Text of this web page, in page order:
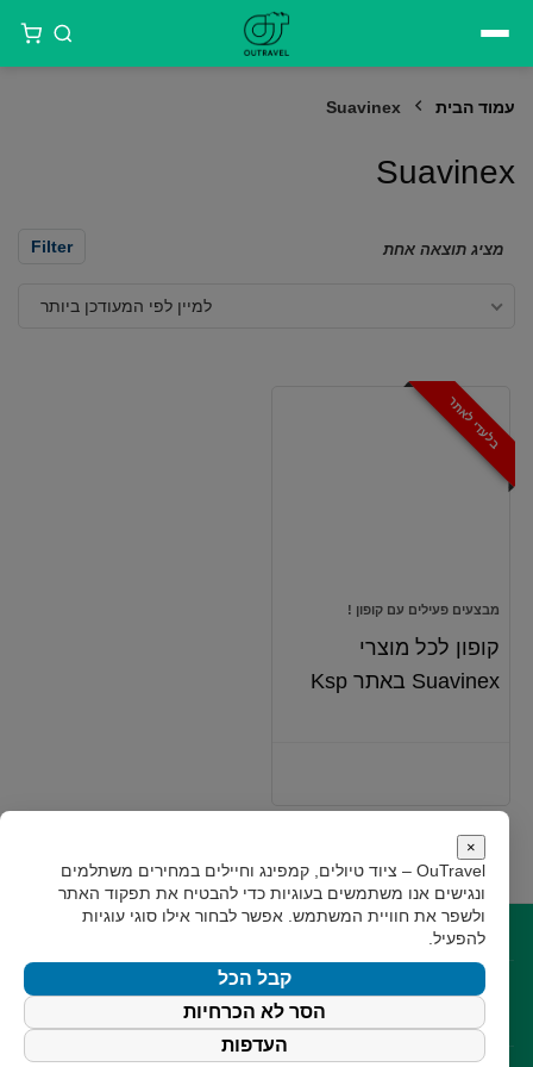
עמוד הבית Suavinex
Suavinex
Filter מציג תוצאה אחת
למיין לפי המעודכן ביותר
בלעדי לאתר
מבצעים פעילים עם קופון !
קופון לכל מוצרי
Suavinex באתר Ksp
תקנוןגילוי נאות
עקבו אחרינו
×
OuTravel – ציוד טיולים, קמפינג וחיילים במחירים משתלמים
ונגישים אנו משתמשים בעוגיות כדי להבטיח את תפקוד האתר
ולשפר את חוויית המשתמש. אפשר לבחור אילו סוגי עוגיות
להפעיל.
קבל הכל
הסר לא הכרחיות
העדפות